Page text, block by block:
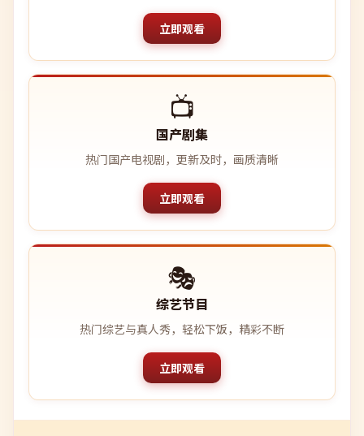
立即观看
📺
国产剧集
热门国产电视剧，更新及时，画质清晰
立即观看
🎭
综艺节目
热门综艺与真人秀，轻松下饭，精彩不断
立即观看